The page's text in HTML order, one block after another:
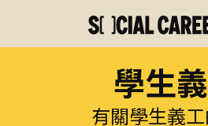
學生
有關學生義